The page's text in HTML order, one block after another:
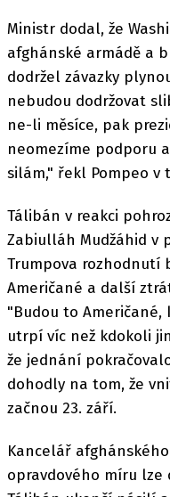
Ministr dodal, že
afghánské armádě a
dodržel závazky
nebudou dodržovat
ne-li měsíce, pak
neomezíme podporu
silám," řekl Pompeo v
Tálibán v reakci
Zabiulláh Mudžáhid v
Trumpova rozhodnutí
Američané a další
"Budou to Američané,
utrpí víc než kdokoli
že jednání
dohodly na tom, že
začnou 23. září.
Kancelář
opravdového míru lze